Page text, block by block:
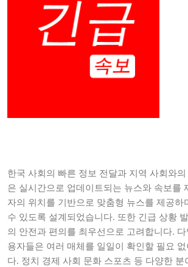
한국 사회의 빠른 정보 전달과 지역 사회와
은 실시간으로 업데이트되는 뉴스와 속보를
자의 위치를 기반으로 맞춤형 뉴스를 제공
수 있도록 설계되었습니다. 또한 긴급 상황
의 안전과 편의를 최우선으로 고려합니다.
용자들은 여러 매체를 일일이 확인할 필요
다. 정치 경제 사회 문화 스포츠 등 다양한